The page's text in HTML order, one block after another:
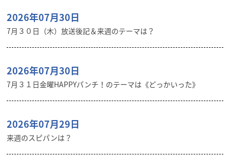
2026年07月30日
7月３０日（木）放送後記＆来週のテーマは？
2026年07月30日
7月３１日金曜HAPPYパンチ！のテーマは《どっかいった》
2026年07月29日
来週のスピパンは？